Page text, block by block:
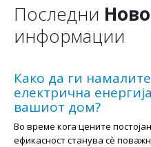
Последни
информации
Како да ги
електрична
вашиот дом?
Во време кога цените
ефикасност станува сè